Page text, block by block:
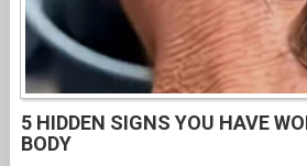
5 HIDDEN SIGNS YOU HAVE
BODY